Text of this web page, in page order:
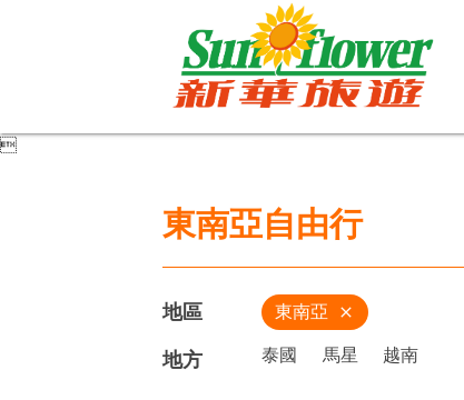

東南亞自由行
地區 東南亞 close
地方 泰國 馬星 越南